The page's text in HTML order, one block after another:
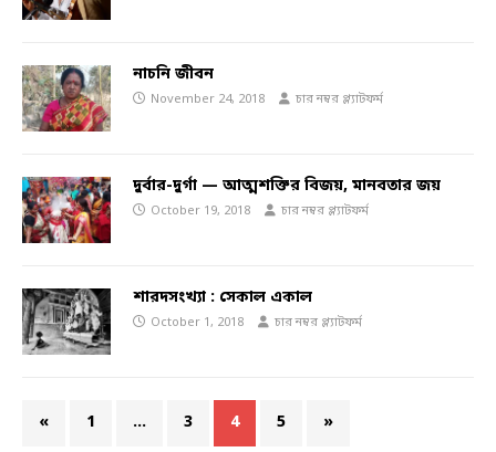
নাচনি জীবন
November 24, 2018 চার নম্বর প্ল্যাটফর্ম
দুর্বার-দুর্গা — আত্মশক্তির বিজয়, মানবতার জয়
October 19, 2018 চার নম্বর প্ল্যাটফর্ম
শারদসংখ্যা : সেকাল একাল
October 1, 2018 চার নম্বর প্ল্যাটফর্ম
« 1 … 3 4 5 »